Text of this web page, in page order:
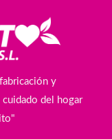
y
del hogar